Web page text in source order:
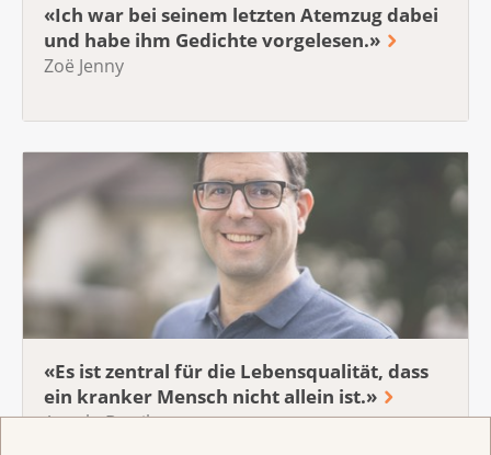
«Ich war bei seinem letzten Atemzug dabei
und habe ihm Gedichte vorgelesen.»
Zoë Jenny
«Es ist zentral für die Lebensqualität, dass
ein kranker Mensch nicht allein ist.»
Angelo Barrile